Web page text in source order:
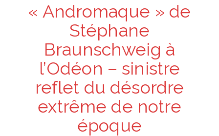
« Andromaque » de
Stéphane
Braunschweig à
l’Odéon – sinistre
reflet du désordre
extrême de notre
époque